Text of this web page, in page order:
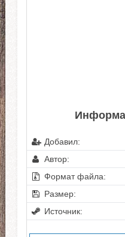
Добавил:
Автор:
Формат файла:
Размер:
Источник: